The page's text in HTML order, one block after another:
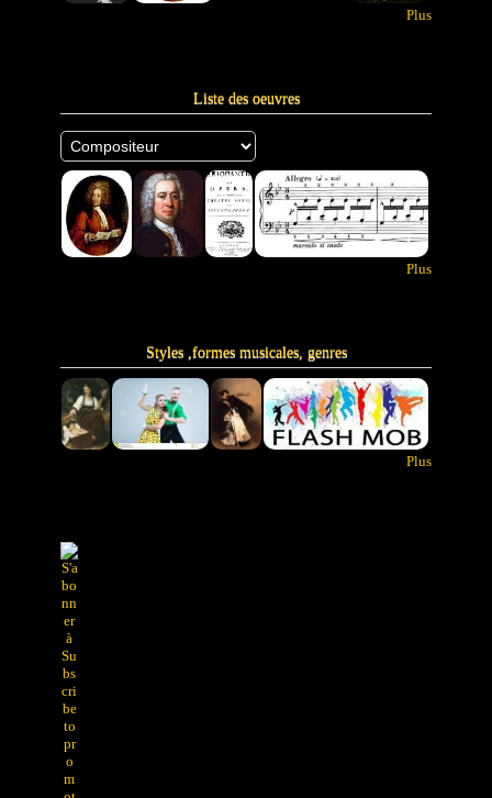
Plus
Liste des oeuvres
Plus
Styles ,formes musicales, genres
Plus